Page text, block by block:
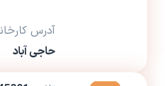
آدرس
حاجی آباد